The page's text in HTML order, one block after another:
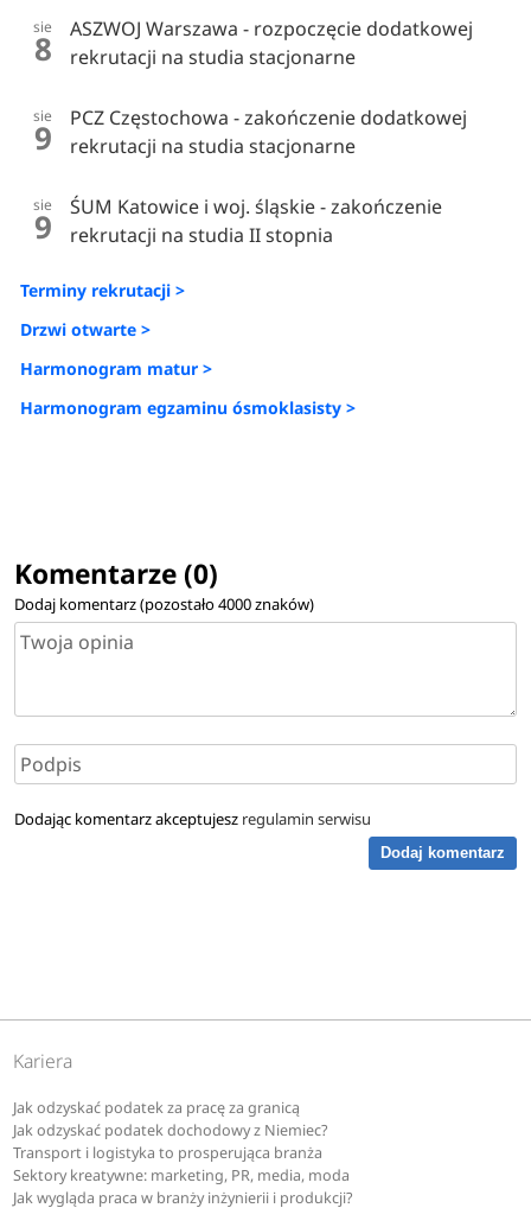
sie
8
ASZWOJ Warszawa - rozpoczęcie dodatkowej
rekrutacji na studia stacjonarne
sie
9
PCZ Częstochowa - zakończenie dodatkowej
rekrutacji na studia stacjonarne
sie
9
ŚUM Katowice i woj. śląskie - zakończenie
rekrutacji na studia II stopnia
Terminy rekrutacji >
Drzwi otwarte >
Harmonogram matur >
Harmonogram egzaminu ósmoklasisty >
Komentarze (0)
Dodaj komentarz (pozostało4000znaków)
Dodając komentarz akceptujesz regulamin serwisu
Dodaj komentarz
Kariera
Jak odzyskać podatek za pracę za granicą
Jak odzyskać podatek dochodowy z Niemiec?
Transport i logistyka to prosperująca branża
Sektory kreatywne: marketing, PR, media, moda
Jak wygląda praca w branży inżynierii i produkcji?